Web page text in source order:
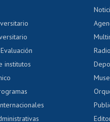
docente
académica
al AUCAI
TUI
institutos